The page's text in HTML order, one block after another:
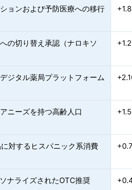
ョンおよび予防医療への移行
の切り替え承認（ナロキソ
ジタル薬局プラットフォーム
ニーズを持つ高齢人口
対するヒスパニック系消費
ナライズされたOTC推奨